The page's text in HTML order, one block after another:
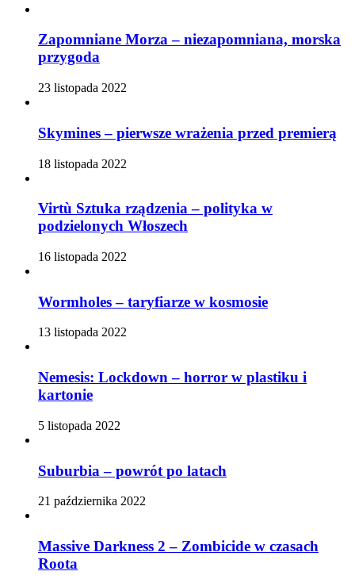
Zapomniane Morza – niezapomniana, morska
przygoda
23 listopada 2022
Skymines – pierwsze wrażenia przed premierą
18 listopada 2022
Virtù Sztuka rządzenia – polityka w
podzielonych Włoszech
16 listopada 2022
Wormholes – taryfiarze w kosmosie
13 listopada 2022
Nemesis: Lockdown – horror w plastiku i
kartonie
5 listopada 2022
Suburbia – powrót po latach
21 października 2022
Massive Darkness 2 – Zombicide w czasach
Roota